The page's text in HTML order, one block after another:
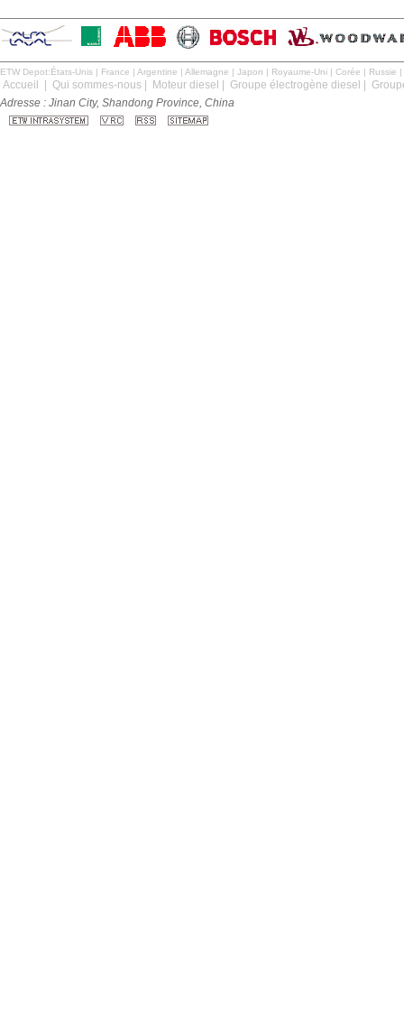
ETW Depot:États-Unis | France | Argentine | Allemagne | Japon | Royaume-Uni | Corée | Russie |
Accueil Qui sommes-nous Moteur diesel Groupe électrogène diesel
Adresse : Jinan City, Shandong Province, China